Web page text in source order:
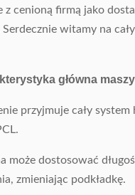
z cenioną firmą jako
witamy na
główna
przyjmuje cały
może dostosować
zmieniając podkładkę.